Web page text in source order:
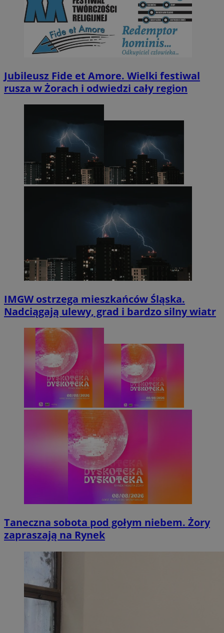
Jubileusz Fide et Amore. Wielki festiwal
rusza w Żorach i odwiedzi cały region
IMGW ostrzega mieszkańców Śląska.
Nadciągają ulewy, grad i bardzo silny wiatr
Taneczna sobota pod gołym niebem. Żory
zapraszają na Rynek